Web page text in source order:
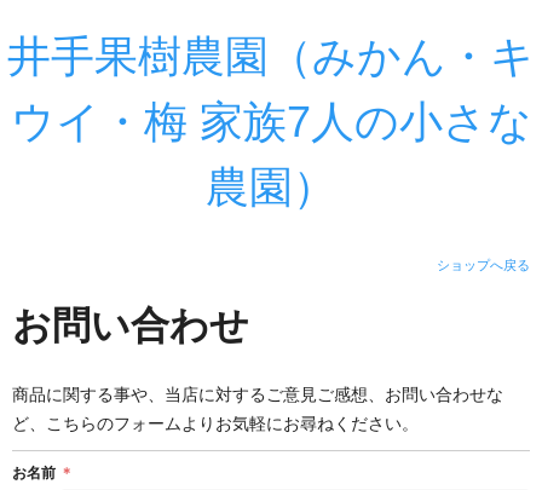
井手果樹農園（みかん・キ
ウイ・梅 家族7人の小さな
農園）
ショップへ戻る
お問い合わせ
商品に関する事や、当店に対するご意見ご感想、お問い合わせな
ど、こちらのフォームよりお気軽にお尋ねください。
お名前 ＊